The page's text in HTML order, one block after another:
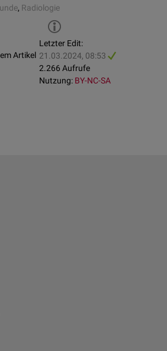
, Radiologie
Artikel
Letzter Edit:
21.03.2024, 08:53
2.266 Aufrufe
Nutzung: BY-NC-SA